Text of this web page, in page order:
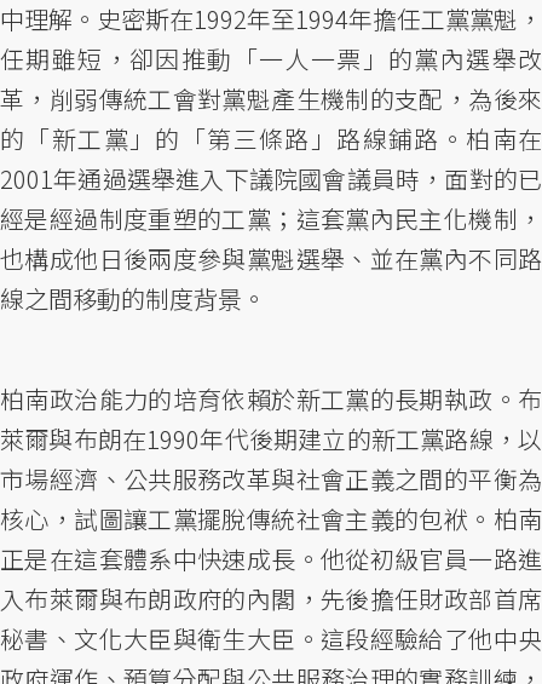
中理解。史密斯在1992年至1994年擔任工黨黨魁，
任期雖短，卻因推動「一人一票」的黨內選舉改
革，削弱傳統工會對黨魁產生機制的支配，為後來
的「新工黨」的「第三條路」路線鋪路。柏南在
2001年通過選舉進入下議院國會議員時，面對的已
經是經過制度重塑的工黨；這套黨內民主化機制，
也構成他日後兩度參與黨魁選舉、並在黨內不同路
線之間移動的制度背景。
柏南政治能力的培育依賴於新工黨的長期執政。布
萊爾與布朗在1990年代後期建立的新工黨路線，以
市場經濟、公共服務改革與社會正義之間的平衡為
核心，試圖讓工黨擺脫傳統社會主義的包袱。柏南
正是在這套體系中快速成長。他從初級官員一路進
入布萊爾與布朗政府的內閣，先後擔任財政部首席
秘書、文化大臣與衛生大臣。這段經驗給了他中央